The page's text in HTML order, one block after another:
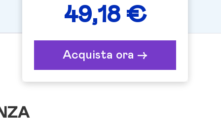
49,18 €
Acquista ora ->